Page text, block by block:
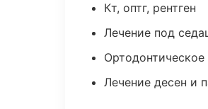
Кт, оптг, рентген
Лечение под
Лечение десен и